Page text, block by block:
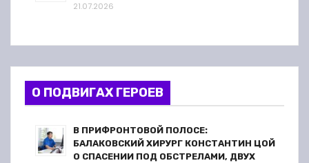
21.07.2026
О ПОДВИГАХ ГЕРОЕВ
В ПРИФРОНТОВОЙ ПОЛОСЕ:
БАЛАКОВСКИЙ ХИРУРГ КОНСТАНТИН ЦОЙ
О СПАСЕНИИ ПОД ОБСТРЕЛАМИ, ДВУХ